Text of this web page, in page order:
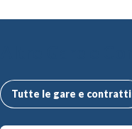
Tutte le gare e contratti